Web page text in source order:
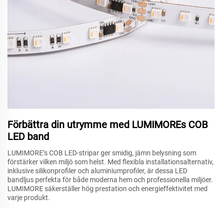
Förbättra din utrymme med LUMIMOREs COB
LED band
LUMIMORE’s COB LED-stripar ger smidig, jämn belysning som
förstärker vilken miljö som helst. Med flexibla installationsalternativ,
inklusive silikonprofiler och aluminiumprofiler, är dessa LED
bandljus perfekta för både moderna hem och professionella miljöer.
LUMIMORE säkerställer hög prestation och energieffektivitet med
varje produkt.